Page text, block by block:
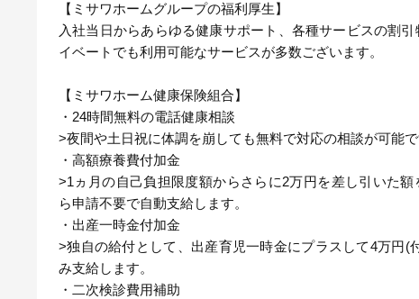
【ミサワホームグループの福利厚生】
入社当日からあらゆる健康サポート、各種サービスの割
イベートでも利用可能なサービスが多数ございます。
【ミサワホーム健康保険組合】
・24時間無料の電話健康相談
>夜間や土日祝に体調を崩しても無料で対応の相談が可能
・高額療養費付加金
>1ヵ月の自己負担限度額からさらに2万円を差し引いた額
ら申請不要で自動支給します。
・出産一時金付加金
>独自の給付として、出産育児一時金にプラスして4万円(
み支給します。
・二次検診費用補助